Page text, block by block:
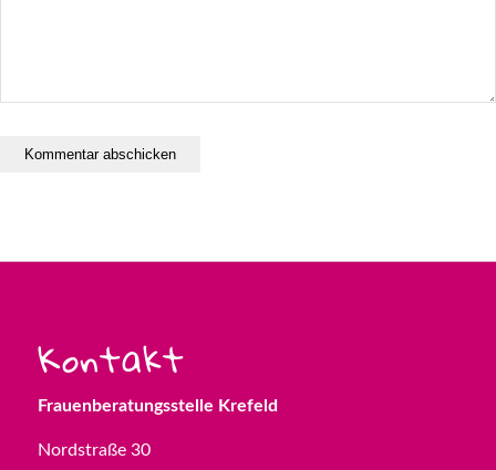
Kontakt
Frauenberatungsstelle Krefeld
Nordstraße 30